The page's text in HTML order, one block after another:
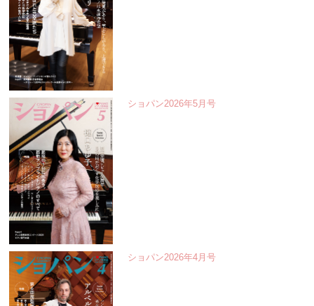
ショパン2026年5月号
ショパン2026年4月号